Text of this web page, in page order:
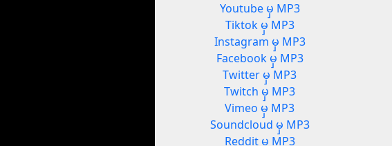
Youtube မှ MP3
Tiktok မှ MP3
Instagram မှ MP3
Facebook မှ MP3
Twitter မှ MP3
Twitch မှ MP3
Vimeo မှ MP3
Soundcloud မှ MP3
Reddit မှ MP3